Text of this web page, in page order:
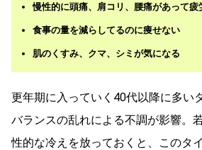
慢性的に頭痛、肩コリ、腰痛があって疲
食事の量を減らしてるのに痩せない
肌のくすみ、クマ、シミが気になる
更年期に入っていく40代以降に多い
バランスの乱れによる不調が影響。
性的な冷えを放っておくと、このタ